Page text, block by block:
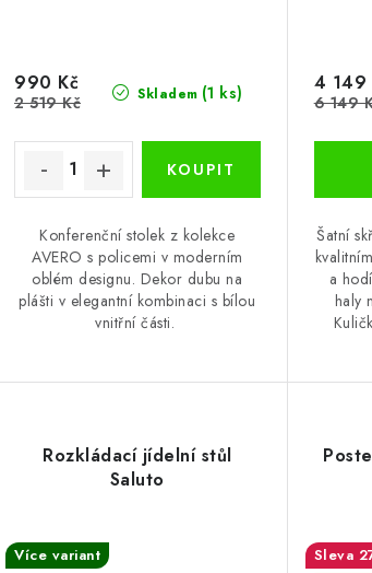
k
t
ů
Skladem (1 ks)
990 Kč
2 519 Kč
Konferenční stolek z kolekce
AVERO s policemi v moderním
oblém designu. Dekor dubu na
plášti v elegantní kombinaci s bílou
vnitřní části.
4 149
6 149
Šatní
a
haly
Rozkládací jídelní stůl
Saluto
Více variant